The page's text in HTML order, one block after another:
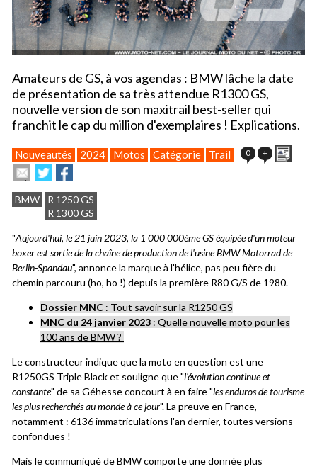
Amateurs de GS, à vos agendas : BMW lâche la date
de présentation de sa très attendue R1300 GS,
nouvelle version de son maxitrail best-seller qui
franchit le cap du million d'exemplaires ! Explications.
Nouveautés 2024 Motos Catégorie Trail 0 +
Envoyer
cet
article
à
Partager
sur
Twitter
sur
Facebook
BMW
R 1250 GS
R 1300 GS
"Aujourd'hui, le 21 juin 2023, la 1 000 000ème GS équipée d'un moteur
boxer est sortie de la chaîne de production de l'usine BMW Motorrad de
Berlin-Spandau", annonce la marque à l'hélice, pas peu fière du
chemin parcouru (ho, ho !) depuis la première R80 G/S de 1980.
Dossier MNC : Tout savoir sur la R1250 GS
MNC du 24 janvier 2023 : Quelle nouvelle moto pour les
100 ans de BMW ?
Le constructeur indique que la moto en question est une
R1250GS Triple Black et souligne que "l'évolution continue et
constante" de sa Géhesse concourt à en faire "les enduros de tourisme
les plus recherchés au monde à ce jour". La preuve en France,
notamment : 6136 immatriculations l'an dernier, toutes versions
confondues !
Mais le communiqué de BMW comporte une donnée plus